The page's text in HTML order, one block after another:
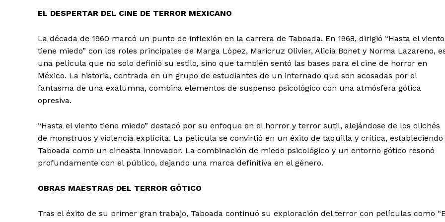
EL DESPERTAR DEL CINE DE TERROR MEXICANO
La década de 1960 marcó un punto de inflexión en la carrera de Taboada. En 1968, dirigió “Hasta el viento
tiene miedo” con los roles principales de Marga López, Maricruz Olivier, Alicia Bonet y Norma Lazareno,
una película que no solo definió su estilo, sino que también sentó las bases para el cine de horror en
México. La historia, centrada en un grupo de estudiantes de un internado que son acosadas por el
fantasma de una exalumna, combina elementos de suspenso psicológico con una atmósfera gótica
opresiva.
“Hasta el viento tiene miedo” destacó por su enfoque en el horror y terror sutil, alejándose de los clichés
de monstruos y violencia explícita. La película se convirtió en un éxito de taquilla y crítica, estableciendo
Taboada como un cineasta innovador. La combinación de miedo psicológico y un entorno gótico resonó
profundamente con el público, dejando una marca definitiva en el género.
OBRAS MAESTRAS DEL TERROR GÓTICO
Tras el éxito de su primer gran trabajo, Taboada continuó su exploración del terror con películas como